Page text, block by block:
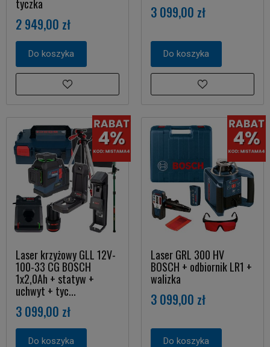
tyczka
2 949,00 zł
Do koszyka
3 099,00 zł
Do koszyka
Laser krzyżowy GLL 12V-
100-33 CG BOSCH
1x2,0Ah + statyw +
uchwyt + tyc...
3 099,00 zł
Do koszyka
Laser GRL 300 HV
BOSCH + odbiornik LR1 +
walizka
3 099,00 zł
Do koszyka